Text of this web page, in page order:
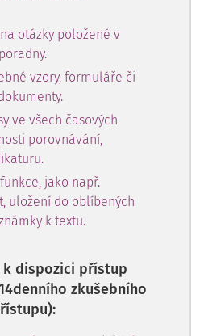
otázky položené v
vzory, formuláře či
ve všech časových
porovnávání,
jako např.
uložení do oblíbených
k textu.
k dispozici přístup
zkušebního